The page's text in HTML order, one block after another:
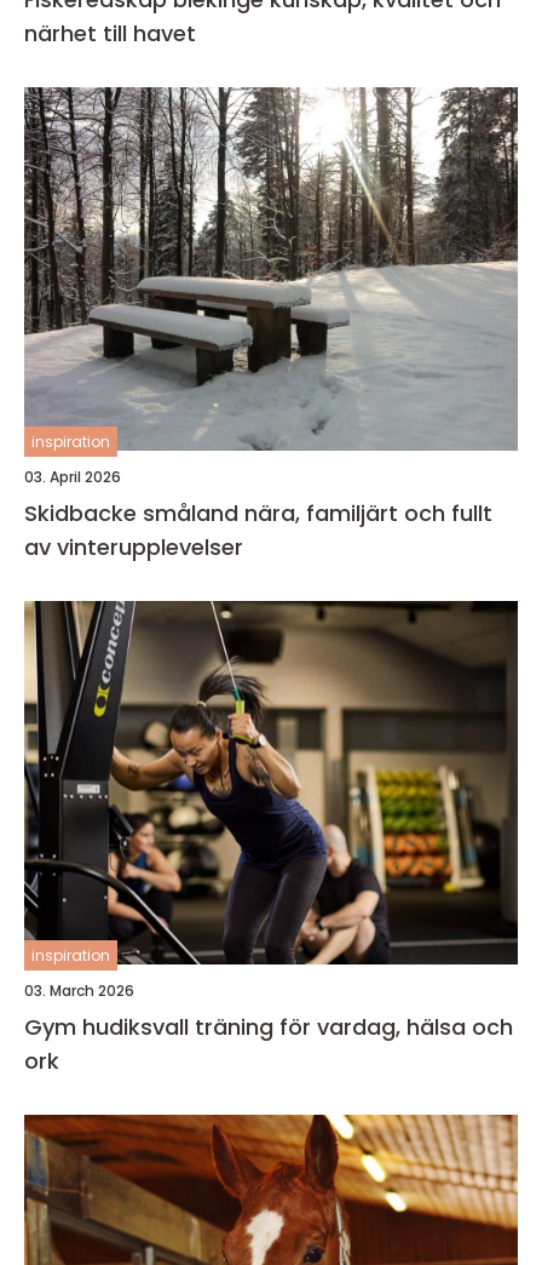
närhet till havet
inspiration
03. April 2026
Skidbacke småland nära, familjärt och fullt
av vinterupplevelser
inspiration
03. March 2026
Gym hudiksvall träning för vardag, hälsa och
ork